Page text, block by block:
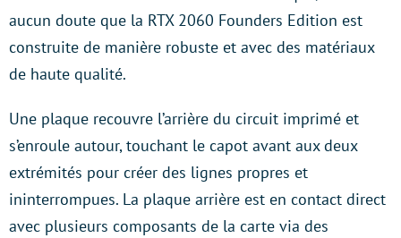
aucun doute que la RTX 2060 Founders Edition est
construite de manière robuste et avec des matériaux
de haute qualité.
Une plaque recouvre l’arrière du circuit imprimé et
s’enroule autour, touchant le capot avant aux deux
extrémités pour créer des lignes propres et
ininterrompues. La plaque arrière est en contact direct
avec plusieurs composants de la carte via des